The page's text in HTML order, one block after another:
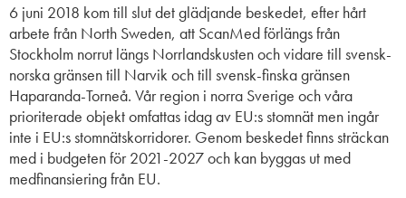
6 juni 2018 kom till slut det glädjande beskedet, efter hårt
arbete från North Sweden, att ScanMed förlängs från
Stockholm norrut längs Norrlandskusten och vidare till svensk-
norska gränsen till Narvik och till svensk-finska gränsen
Haparanda-Torneå. Vår region i norra Sverige och våra
prioriterade objekt omfattas idag av EU:s stomnät men ingår
inte i EU:s stomnätskorridorer. Genom beskedet finns sträckan
med i budgeten för 2021-2027 och kan byggas ut med
medfinansiering från EU.